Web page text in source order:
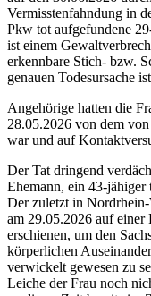
Vermisstenfahndung in
Pkw tot aufgefundene
ist einem
erkennbare Stich- bzw.
genauen Todesursache
Angehörige hatten die
28.05.2026 von dem
war und auf
Der Tat dringend
Ehemann, ein 43-jähiger
Der zuletzt in
am 29.05.2026 auf einer
erschienen, um den
körperlichen
verwickelt gewesen zu
Leiche der Frau noch